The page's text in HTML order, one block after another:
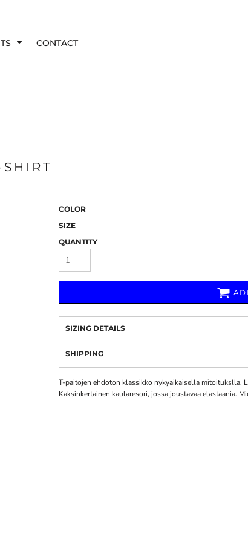
CONTACT
COLOR
SIZE
QUANTITY
SIZING DETAILS
SHIPPING
T-paitojen ehdoton klassikko nykyaikaisella mitoitukslla.
Kaksinkertainen kaularesori, jossa joustavaa elastaania.